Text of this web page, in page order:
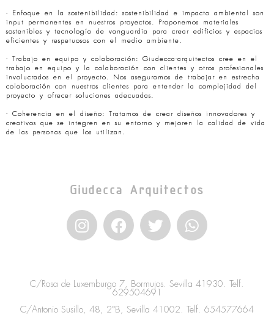
- Enfoque en la sostenibilidad: sostenibilidad e impacto ambiental son
input permanentes en nuestros proyectos. Proponemos materiales
sostenibles y tecnología de vanguardia para crear edificios y espacios
eficientes y respetuosos con el medio ambiente.
- Trabajo en equipo y colaboración: Giudecca-arquitectos cree en el
trabajo en equipo y la colaboración con clientes y otros profesionales
involucrados en el proyecto. Nos aseguramos de trabajar en estrecha
colaboración con nuestros clientes para entender la complejidad del
proyecto y ofrecer soluciones adecuadas.
- Coherencia en el diseño: Tratamos de crear diseños innovadores y
creativos que se integren en su entorno y mejoren la calidad de vida
de las personas que los utilizan.
Giudecca Arquitectos
I
n
a
g
r
F
a
b
o
o
T
w
t
e
r
W
h
s
a
p
C/Rosa de Luxemburgo 7, Bormujos. Sevilla 41930. Telf.
629504691
C/Antonio Susillo, 48, 2ºB, Sevilla 41002. Telf. 654577664